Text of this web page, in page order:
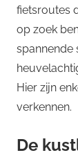
fietsroutes
op zoek
spannende
Hier zijn
verkennen.
De